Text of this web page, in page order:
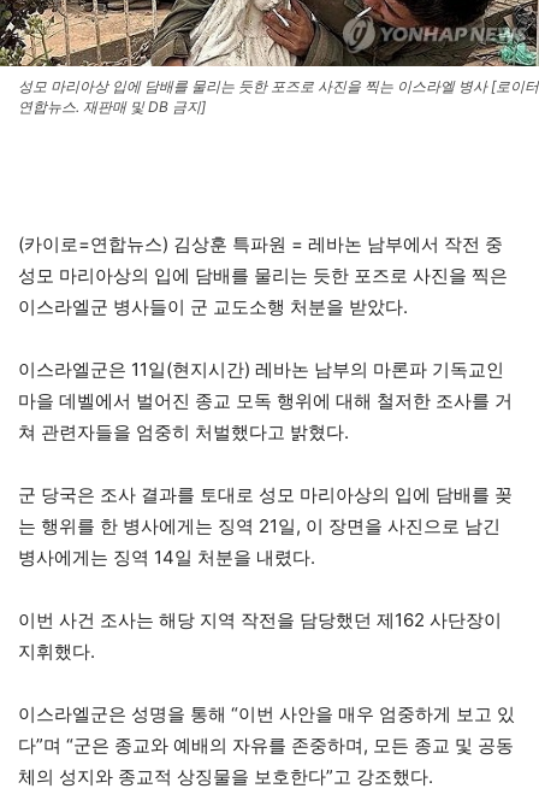
성모 마리아상 입에 담배를 물리는 듯한 포즈로 사진을 찍는 이스라엘 병사 [로이터
연합뉴스. 재판매 및 DB 금지]
(카이로=연합뉴스) 김상훈 특파원 = 레바논 남부에서 작전 중
성모 마리아상의 입에 담배를 물리는 듯한 포즈로 사진을 찍은
이스라엘군 병사들이 군 교도소행 처분을 받았다.
이스라엘군은 11일(현지시간) 레바논 남부의 마론파 기독교인
마을 데벨에서 벌어진 종교 모독 행위에 대해 철저한 조사를 거
쳐 관련자들을 엄중히 처벌했다고 밝혔다.
군 당국은 조사 결과를 토대로 성모 마리아상의 입에 담배를 꽂
는 행위를 한 병사에게는 징역 21일, 이 장면을 사진으로 남긴
병사에게는 징역 14일 처분을 내렸다.
이번 사건 조사는 해당 지역 작전을 담당했던 제162 사단장이
지휘했다.
이스라엘군은 성명을 통해 “이번 사안을 매우 엄중하게 보고 있
다”며 “군은 종교와 예배의 자유를 존중하며, 모든 종교 및 공동
체의 성지와 종교적 상징물을 보호한다”고 강조했다.